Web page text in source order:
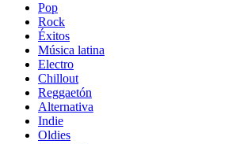
Pop
Rock
Éxitos
Música latina
Electro
Chillout
Reggaetón
Alternativa
Indie
Oldies